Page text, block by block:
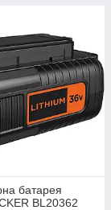
батарея
BL20362